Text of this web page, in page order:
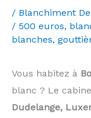
/ Blanchiment
/ 500 euros,
blanches,
Vous habitez à
blanc ? Le
Dudelange,